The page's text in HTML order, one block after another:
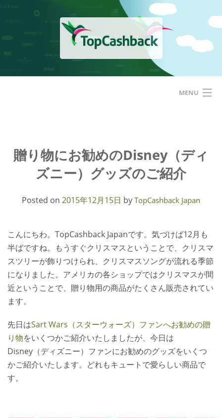
MENU
TopCashbackアメリカ
はじめての方へ
サービス
人気ショップご利用ガイド
お問い合わせ方法
よくあるご質問
贈り物にお勧めのDisney（ディ
ズニー）グッズのご紹介
Posted on 2015年12月15日 by TopCashback Japan
こんにちわ。TopCashback Japanです。気づけば12月も
半ばですね。もうすぐクリスマスということで、クリスマ
スツリーが飾りつけられ、クリスマスソングが流れる季節
になりました。アメリカの各ショップではクリスマスが間
近ということで、贈り物用の商品がたくさん販売されてい
ます。
先日はSart Wars（スターウォーズ）ファンへお勧めの贈
り物をいくつかご紹介いたしましたが、今日は
Disney（ディズニー）ファンにお勧めのグッズをいくつ
かご紹介いたします。どれもキュートで愛らしい商品で
す。